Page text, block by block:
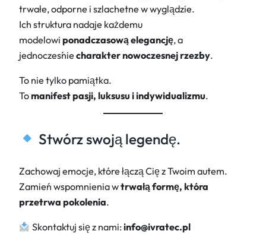
trwałe, odporne i szlachetne w wyglądzie.
Ich struktura nadaje każdemu
modelowi ponadczasową elegancję, a
jednocześniecharakter nowoczesnej rzeźby.
To nie tylko pamiątka.
Tomanifest pasji, luksusu i indywidualizmu.
Stwórz swoją legendę.
Zachowaj emocje, które łączą Cię z Twoim autem.
Zamień wspomnienia wtrwałą formę, która
przetrwa pokolenia.
Skontaktuj się z nami:info@ivratec.pl